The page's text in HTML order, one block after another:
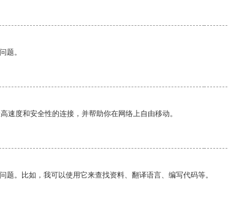
题。
速度和安全性的连接，并帮助你在网络上自由移动。
题。比如，我可以使用它来查找资料、翻译语言、编写代码等。